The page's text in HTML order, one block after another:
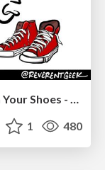
Public Speaking Without Barfing On Your Shoes - THAT 2023
1 480